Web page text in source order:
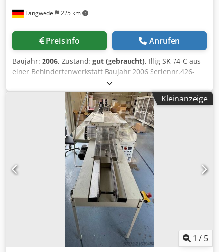
Langwedel 225 km
Preisinfo Anrufen
Baujahr: 2006, Zustand: gut (gebraucht), Illig SK 74-C aus
einer Behindertenwerkstatt Baujahr 2006 Seriennr.426-
0172 Cedpfx Aer Nv E Nslcorf +2 Paletten mit ca. 38 Rollen
Folie Abmessungen in mm ca. 2200x1600x1600
Kleinanzeige
1 / 5